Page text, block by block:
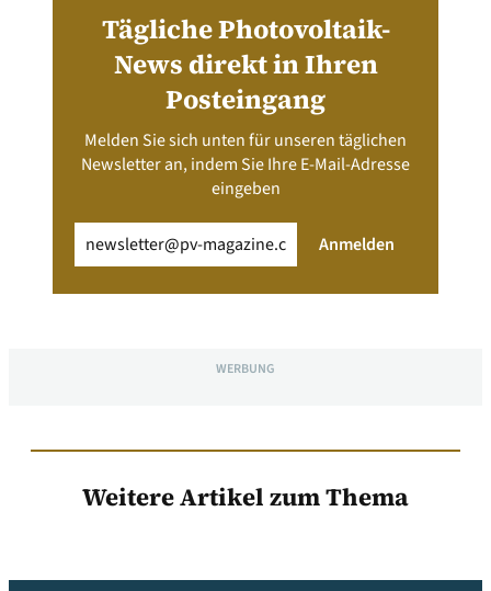
Tägliche Photovoltaik-
News direkt in Ihren
Posteingang
Melden Sie sich unten für unseren täglichen
Newsletter an, indem Sie Ihre E-Mail-Adresse
eingeben
(erforderlich) Anmelden
WERBUNG
Weitere Artikel zum Thema